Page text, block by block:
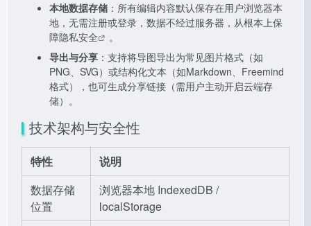
本地数据存储 ：所有编辑内容默认保存在用户浏览器本
地，无需注册或登录，数据不经过服务器，从根本上保
障隐私安全
。
导出与分享 ：支持将导图导出为常见图片格式（如
PNG、SVG）或结构化文本（如Markdown、Freemind
格式），也可生成分享链接（需用户主动开启云端存
储）。
技术架构与安全性
特性
说明
数据存储
位置
浏览器本地 IndexedDB /
localStorage